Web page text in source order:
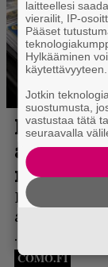
laitteellesi
vierailit, IP-
Pääset
Hylkääminen
käytettävyyteen.
Jotkin
suostumusta,
vastustaa tätä
seuraavalla